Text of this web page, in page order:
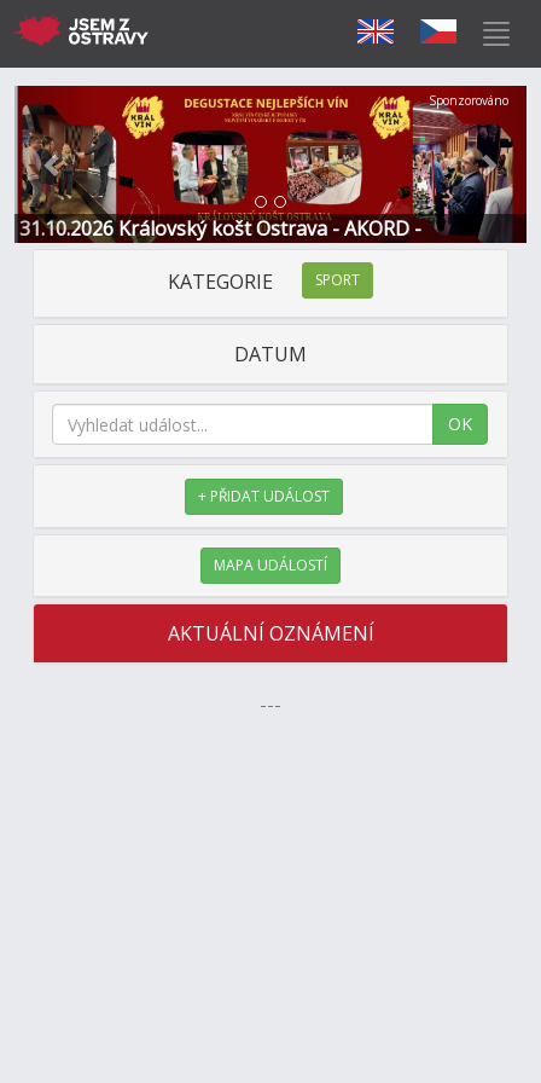
31.10.2026 Královský košt Ostrava - AKORD -
Restaurace a Hotel
Předchozí Další
Sponzorováno
KATEGORIE SPORT
DATUM
OK
+ PŘIDAT UDÁLOST
MAPA UDÁLOSTÍ
AKTUÁLNÍ OZNÁMENÍ
---